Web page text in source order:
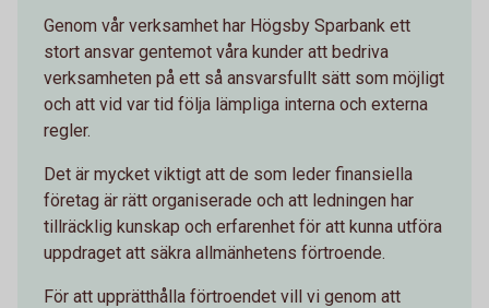
Genom vår verksamhet har Högsby Sparbank ett
stort ansvar gentemot våra kunder att bedriva
verksamheten på ett så ansvarsfullt sätt som möjligt
och att vid var tid följa lämpliga interna och externa
regler.
Det är mycket viktigt att de som leder finansiella
företag är rätt organiserade och att ledningen har
tillräcklig kunskap och erfarenhet för att kunna utföra
uppdraget att säkra allmänhetens förtroende.
För att upprätthålla förtroendet vill vi genom att